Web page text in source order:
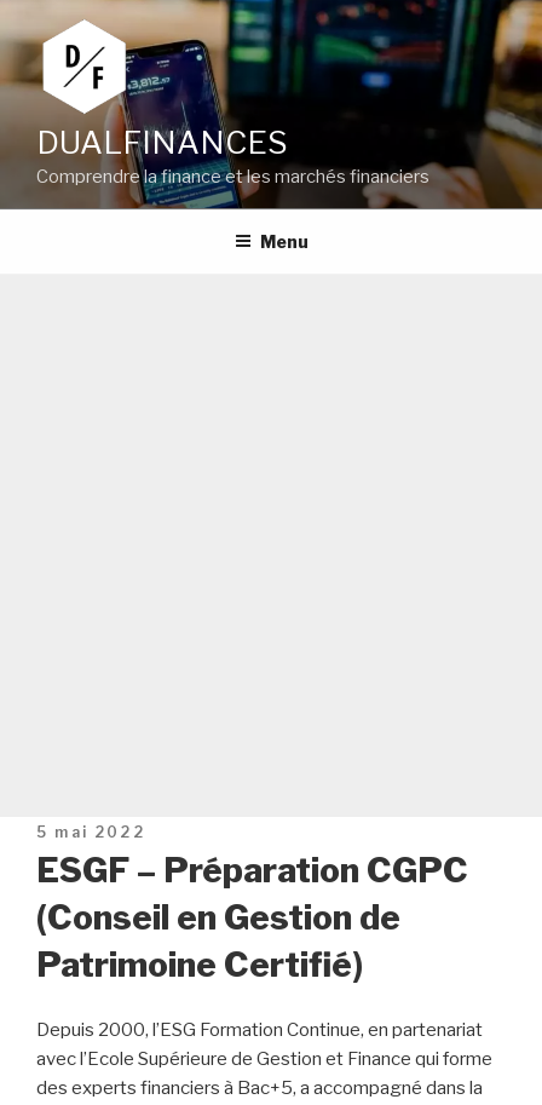
au
contenu
principal
DUALFINANCES
Comprendre la finance et les marchés financiers
Menu
Publié
le
5 mai 2022
ESGF – Préparation CGPC
(Conseil en Gestion de
Patrimoine Certifié)
Depuis 2000, l’ESG Formation Continue, en partenariat
avec l’Ecole Supérieure de Gestion et Finance qui forme
des experts financiers à Bac+5, a accompagné dans la